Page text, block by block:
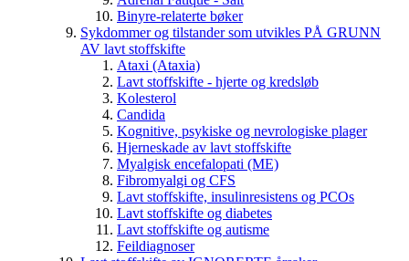
Binyre-relaterte bøker
Sykdommer og tilstander som utvikles PÅ GRUNN
AV lavt stoffskifte
Ataxi (Ataxia)
Lavt stoffskifte - hjerte og kredsløb
Kolesterol
Candida
Kognitive, psykiske og nevrologiske plager
Hjerneskade av lavt stoffskifte
Myalgisk encefalopati (ME)
Fibromyalgi og CFS
Lavt stoffskifte, insulinresistens og PCOs
Lavt stoffskifte og diabetes
Lavt stoffskifte og autisme
Feildiagnoser